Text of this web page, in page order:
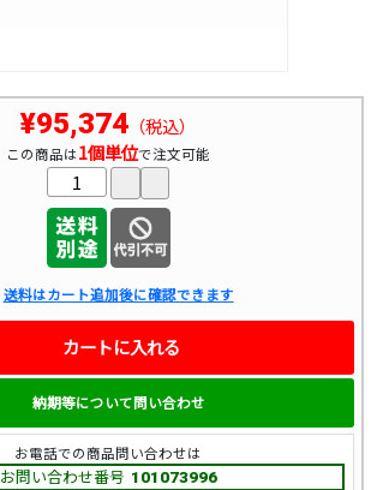
¥95,374 （税込）
この商品は1個単位で注文可能
送料はカート追加後に確認できます
カートに入れる
納期等について問い合わせ
お電話での商品問い合わせは
お問い合わせ番号 101073996